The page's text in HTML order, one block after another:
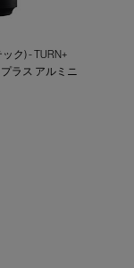
ク) - TURN+
ラス アルミニ